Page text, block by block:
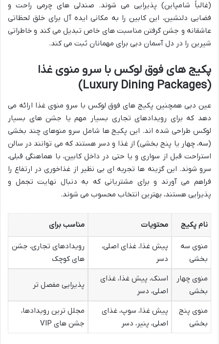
(غالباً شامپاین) پذیرایی می شوند. صندلی های چرمی راحت و
فضایی دلنشین، این کابین را به مکانی ایده آل برای خلق لحظاتی
عاشقانه و جشن گرفتن مناسبت های خاص تبدیل می کند و خاطراتی
شیرین را در دل آسمان دبی برای مهمانان ثبت می کند.
پکیج های فوق لوکس با سرو منوی غذا
(Luxury Dining Packages)
عین دبی همچنین پکیج های فوق لوکس با سرو منوی غذا ارائه می
دهد که برای رویدادهای تجاری بسیار مهم یا جشن های بسیار
لوکس طراحی شده اند. این پکیج ها شامل سرو منوهای چند بخشی
(سه، چهار یا پنج بخشی) از غذا و دسر هستند که می توانند در سالن
استراحت قبل از سواری و یا حتی در داخل کابین، با هماهنگی قبلی،
سرو شوند. این گزینه ها تجربه ای بی نظیر از غذاخوری در ارتفاع را
فراهم می آورند و برای مشتریانی که به دنبال نهایت تجمل و
پذیرایی هستند، بهترین انتخاب محسوب می شوند.
نام پکیج محتویات مناسب برای
منوی سه
بخشی
پیش غذا، غذای اصلی،
دسر
رویدادهای تجاری، جشن
های کوچک
منوی چهار
بخشی
اسنک، پیش غذا، غذای
اصلی، دسر
پذیرایی مفصل تر
منوی پنج
بخشی
پیش غذا، سوپ، غذای
اصلی، پنیر، دسر
مجلل ترین رویدادها،
جشن های VIP